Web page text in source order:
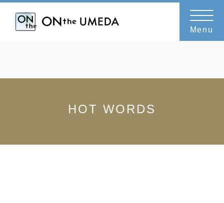
Menu
CATEGORY or TAG
武村陽子
HOT WORDS